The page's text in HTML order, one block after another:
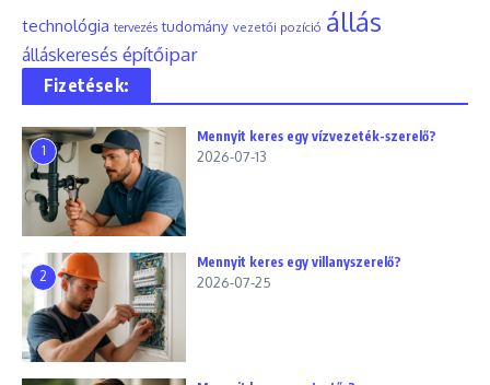
technológia tervezés tudomány vezetői pozíció állás
álláskeresés építőipar
Fizetések:
1
Mennyit keres egy vízvezeték-szerelő?
2026-07-13
2
Mennyit keres egy villanyszerelő?
2026-07-25